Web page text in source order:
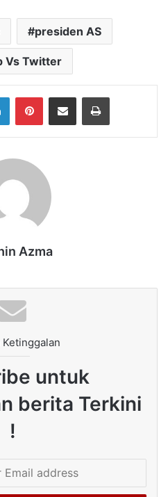
presiden AS
Vs Twitter
LinkedInPinterestShare via Email Print
Azma
untuk
berita Terkini
!